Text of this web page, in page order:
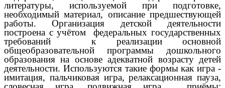
литературы, используемой при подготовке,
необходимый материал, описание предшествующей
работы. Организация детской деятельности
построена с учётом федеральных государственных
требований к реализации основной
общеобразовательной программы дошкольного
образования на основе адекватной возрасту детей
деятельности. Используются такие формы как игра -
имитация, пальчиковая игра, релаксационная пауза,